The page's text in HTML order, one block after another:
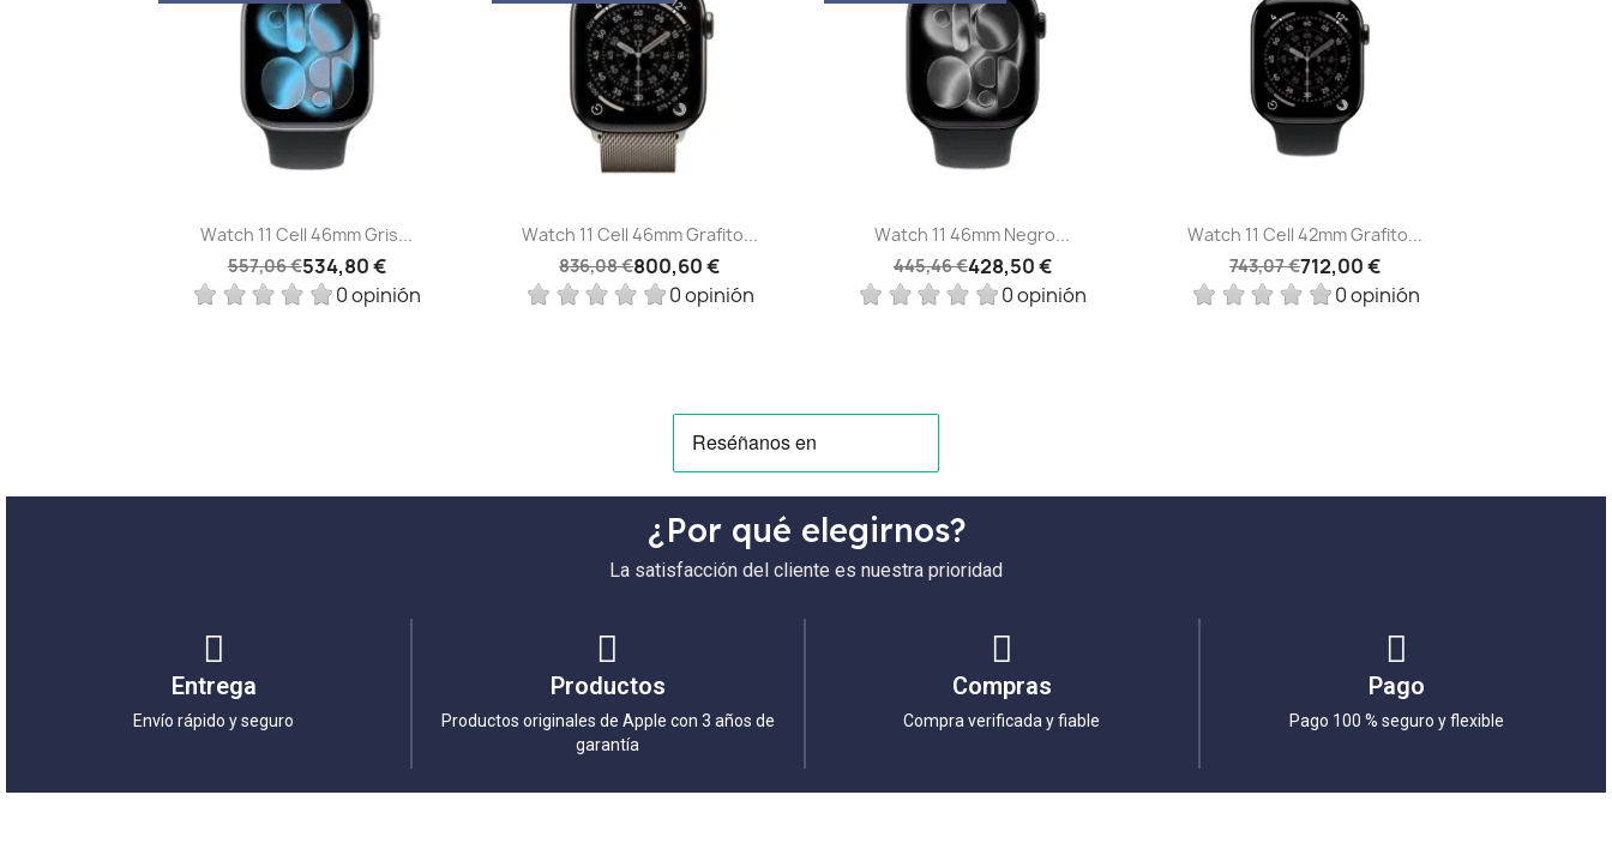
Vista rápida
Watch 11 Cell 46mm Gris...
557,06 €534,80 €
0 opinión
Vista rápida
Watch 11 Cell 46mm Grafito...
836,08 €800,60 €
0 opinión
 Vista rápida
Watch 11 46mm Negro...
445,46 €428,50 €
0 opinión
Vista rápida
Watch 11 Cell 42mm Grafito...
743,07 €712,00 €
0 opinión
¿Por qué elegirnos?
La satisfacción del cliente es nuestra prioridad
Entrega
Envío rápido y seguro
Productos
Productos originales de Apple con 3 años de
garantía
Compras
Compra verificada y fiable
Pago
Pago 100 % seguro y flexible